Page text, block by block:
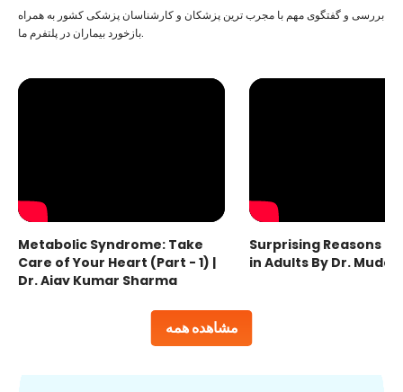
مشاهده همه
بررسی و گفتگوی مهم با مجرب ترین پزشکان و کارشناسان پزشکی کشور به همراه
بازخورد بیماران در پلتفرم ما.
Metabolic Syndrome: Take
Care of Your Heart (Part - 1) |
Dr. Ajay Kumar Sharma
Surprising Reasons
in Adults By Dr.